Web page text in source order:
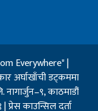
Everywhere" |
अर्घाखाँची डट्कममा
नागार्जुन–९, काठमाडौं
प्रेस काउन्सिल दर्ता